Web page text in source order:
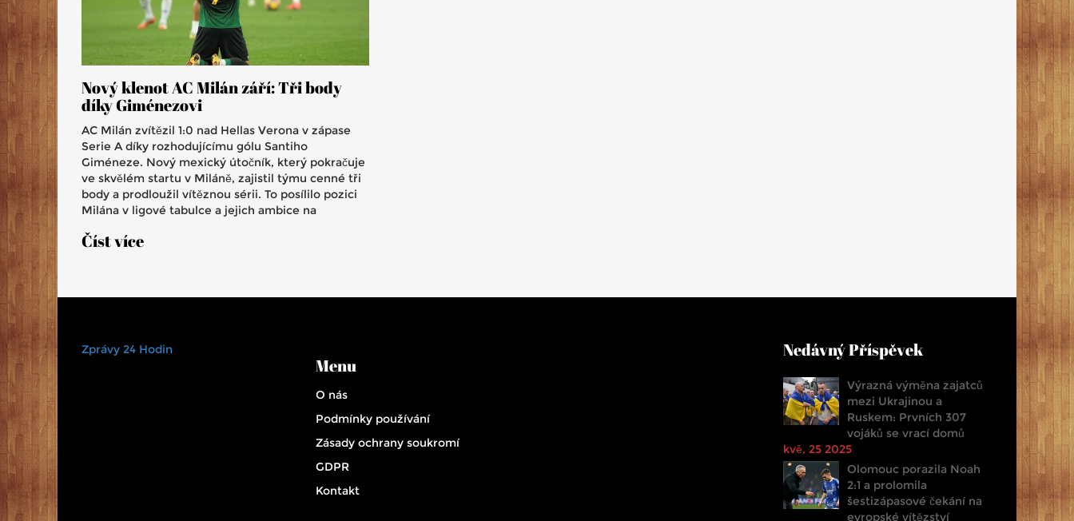
Nový klenot AC Milán září: Tři body
díky Giménezovi
AC Milán zvítězil 1:0 nad Hellas Verona v zápase
Serie A díky rozhodujícímu gólu Santiho
Giméneze. Nový mexický útočník, který pokračuje
ve skvělém startu v Miláně, zajistil týmu cenné tři
body a prodloužil vítěznou sérii. To posílilo pozici
Milána v ligové tabulce a jejich ambice na
Číst více
Zprávy 24 Hodin
Menu
O nás
Podmínky používání
Zásady ochrany soukromí
GDPR
Kontakt
Nedávný Příspěvek
Výrazná výměna zajatců
mezi Ukrajinou a
Ruskem: Prvních 307
vojáků se vrací domů
kvě, 25 2025
Olomouc porazila Noah
2:1 a prolomila
šestizápasové čekání na
evropské vítězství